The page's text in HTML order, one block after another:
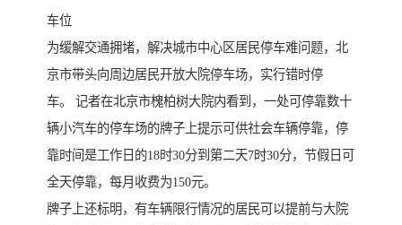
车位
为缓解交通拥堵，解决城市中心区居民停车难问题，北
京市带头向周边居民开放大院停车场，实行错时停
车。 记者在北京市槐柏树大院内看到，一处可停靠数十
辆小汽车的停车场的牌子上提示可供社会车辆停靠，停
靠时间是工作日的18时30分到第二天7时30分，节假日可
全天停靠，每月收费为150元。
牌子上还标明，有车辆限行情况的居民可以提前与大院